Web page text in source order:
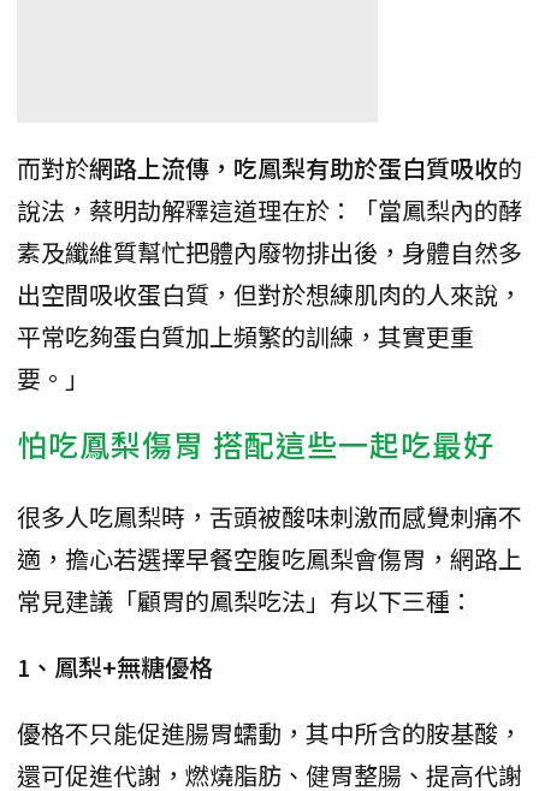
而對於網路上流傳，吃鳳梨有助於蛋白質吸收的
說法，蔡明劼解釋這道理在於：「當鳳梨內的酵
素及纖維質幫忙把體內廢物排出後，身體自然多
出空間吸收蛋白質，但對於想練肌肉的人來說，
平常吃夠蛋白質加上頻繁的訓練，其實更重
要。」
怕吃鳳梨傷胃 搭配這些一起吃最好
很多人吃鳳梨時，舌頭被酸味刺激而感覺刺痛不
適，擔心若選擇早餐空腹吃鳳梨會傷胃，網路上
常見建議「顧胃的鳳梨吃法」有以下三種：
1、鳳梨+無糖優格
優格不只能促進腸胃蠕動，其中所含的胺基酸，
還可促進代謝，燃燒脂肪、健胃整腸、提高代謝